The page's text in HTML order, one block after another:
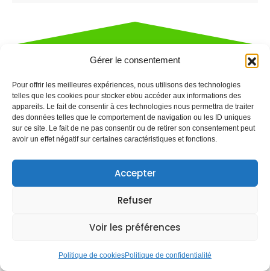
Gérer le consentement
Pour offrir les meilleures expériences, nous utilisons des technologies
telles que les cookies pour stocker et/ou accéder aux informations des
appareils. Le fait de consentir à ces technologies nous permettra de traiter
des données telles que le comportement de navigation ou les ID uniques
sur ce site. Le fait de ne pas consentir ou de retirer son consentement peut
avoir un effet négatif sur certaines caractéristiques et fonctions.
Accepter
Refuser
Voir les préférences
Politique de cookiesPolitique de confidentialité
devis
Prénom